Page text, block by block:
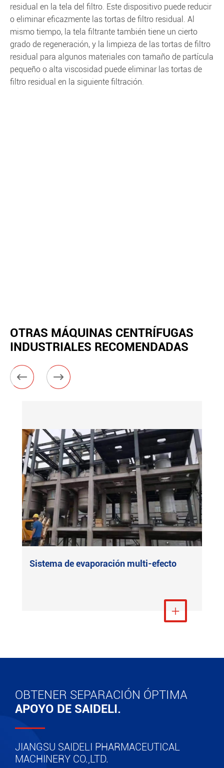
residual en la tela del filtro. Este dispositivo puede reducir
o eliminar eficazmente las tortas de filtro residual. Al
mismo tiempo, la tela filtrante también tiene un cierto
grado de regeneración, y la limpieza de las tortas de filtro
residual para algunos materiales con tamaño de partícula
pequeño o alta viscosidad puede eliminar las tortas de
filtro residual en la siguiente filtración.
OTRAS MÁQUINAS CENTRÍFUGAS
INDUSTRIALES RECOMENDADAS
 
Sistema de evaporación multi-efecto
Ver más

OBTENER SEPARACIÓN ÓPTIMA
APOYO DE SAIDELI.
JIANGSU SAIDELI PHARMACEUTICAL
MACHINERY CO.,LTD.